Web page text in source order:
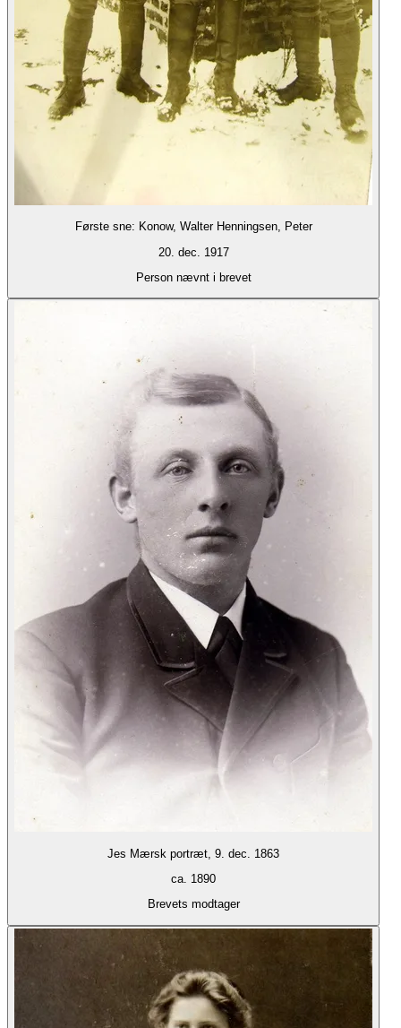
Første sne: Konow, Walter Henningsen, Peter
20. dec. 1917
Person nævnt i brevet
Jes Mærsk portræt, 9. dec. 1863
ca. 1890
Brevets modtager